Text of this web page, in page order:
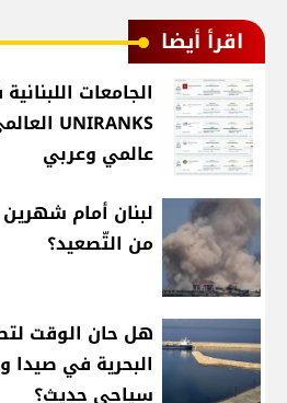
اقرأ أيضا
الجامعات
عالمي وعربي
لبنان أمام
من التّصعيد؟
هل حان الوقت
البحرية في
سياحي حديث؟